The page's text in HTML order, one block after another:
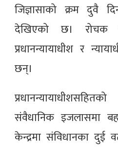
जिज्ञासाको क्रम दुवै
देखिएको छ। रोचक
प्रधानन्यायाधीश र
छन्।
संवैधानिक इजलासमा
केन्द्रमा संविधानका दुई